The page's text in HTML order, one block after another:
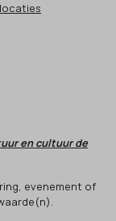
en cultuur de
evenement of